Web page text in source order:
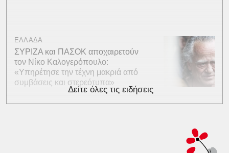
ΕΛΛΑΔΑ
ΣΥΡΙΖΑ και ΠΑΣΟΚ αποχαιρετούν
τον Νίκο Καλογερόπουλο:
«Υπηρέτησε την τέχνη μακριά από
συμβάσεις και στερεότυπα»
Δείτε όλες τις ειδήσεις